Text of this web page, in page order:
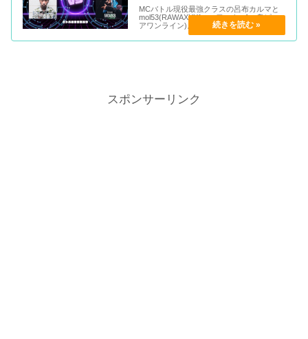
MCバトル現役最強クラスの呂布カルマと
mol53(RAWAXXX{ローワックス}、鬼ピュ
アワンライン)。当たりすぎてどっちがリー
ドしてるのか分からないので、簡単にまと
めていきます。同時に、バトル動画も紹介
スポンサーリンク